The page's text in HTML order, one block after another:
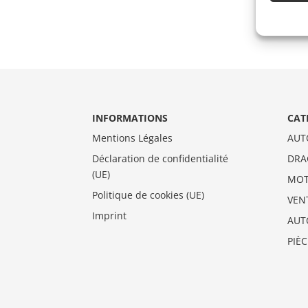
INFORMATIONS
Mentions Légales
Déclaration de confidentialité
(UE)
Politique de cookies (UE)
Imprint